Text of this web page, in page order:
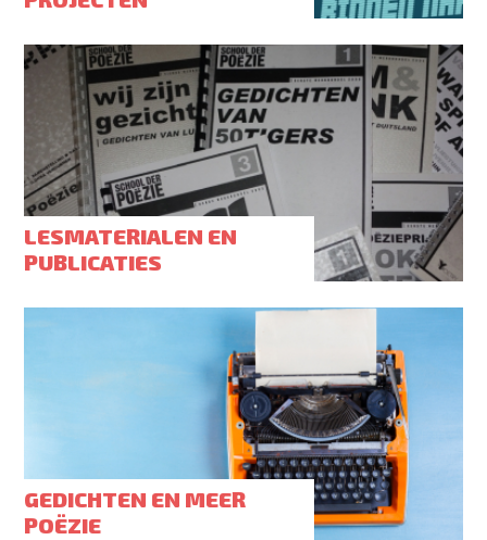
LESMATERIALEN EN
PUBLICATIES
GEDICHTEN EN MEER
POËZIE